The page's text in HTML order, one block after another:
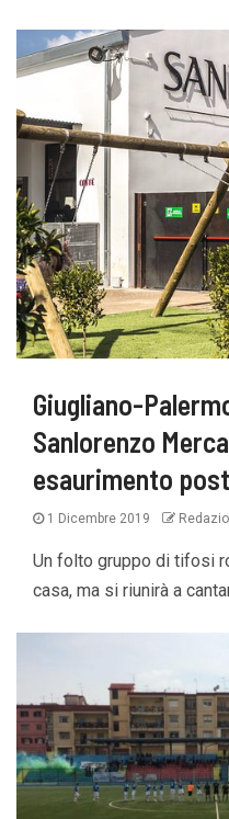
Giugliano-
Sanlorenzo
esaurimento
1 Dicembre 2019
Un folto gruppo di tifosi
casa, ma si riunirà a